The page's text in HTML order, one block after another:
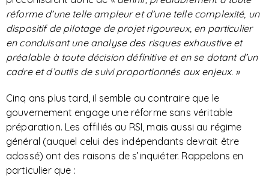
réforme d’une telle ampleur et d’une telle complexité, un
dispositif de pilotage de projet rigoureux, en particulier
en conduisant une analyse des risques exhaustive et
préalable à toute décision définitive et en se dotant d’un
cadre et d’outils de suivi proportionnés aux enjeux. »
Cinq ans plus tard, il semble au contraire que le
gouvernement engage une réforme sans véritable
préparation. Les affiliés au RSI, mais aussi au régime
général (auquel celui des indépendants devrait être
adossé) ont des raisons de s’inquiéter. Rappelons en
particulier que :